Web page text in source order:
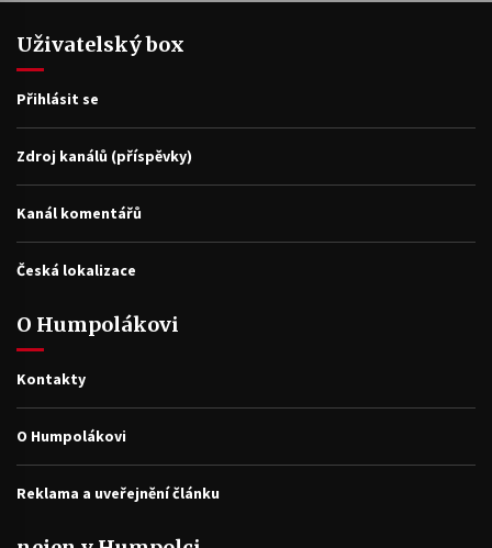
Uživatelský box
Přihlásit se
Zdroj kanálů (příspěvky)
Kanál komentářů
Česká lokalizace
O Humpolákovi
Kontakty
O Humpolákovi
Reklama a uveřejnění článku